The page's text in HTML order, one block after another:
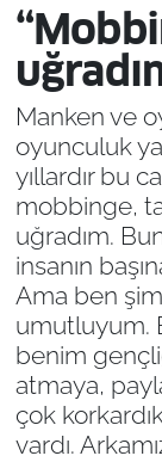
Manken ve
oyunculuk
yıllardır bu
mobbinge,
uğradım.
insanın
Ama ben
umutluyum.
benim
atmaya,
çok
vardı.
Bölge
Spor
Resmi
Süper
Tüm
Son
Haber